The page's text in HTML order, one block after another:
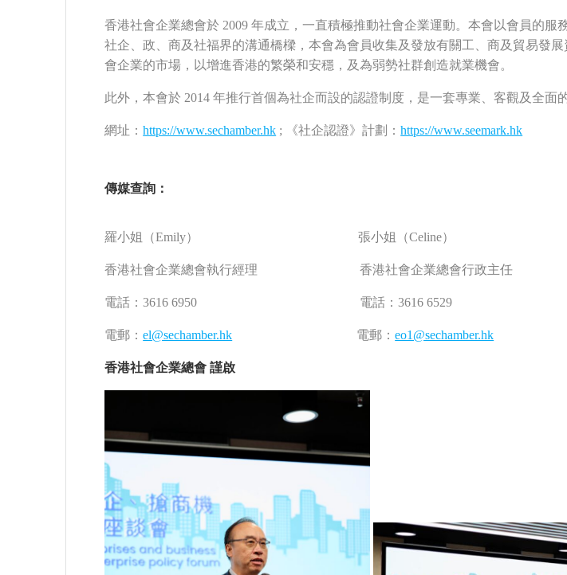
香港社會企業總會於 2009 年成立，一直積極推動社會企業運動。本會以會員的
社企、政、商及社福界的溝通橋樑，本會為會員收集及發放有關工、商及貿易發
會企業的市場，以增進香港的繁榮和安穩，及為弱勢社群創造就業機會。
此外，本會於 2014 年推行首個為社企而設的認證制度，是一套專業、客觀及全面
網址：https://www.sechamber.hk ; 《社企認證》計劃：https://www.seemark.hk
傳媒查詢：
羅小姐（Emily） 張小姐（Celine）
香港社會企業總會執行經理 香港社會企業總會行政主任
電話：3616 6950 電話：3616 6529
電郵：el@sechamber.hk 電郵：eo1@sechamber.hk
香港社會企業總會 謹啟